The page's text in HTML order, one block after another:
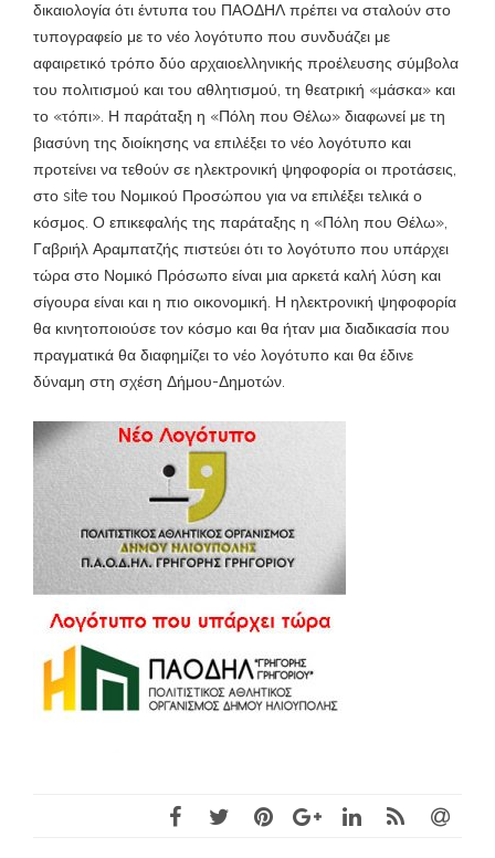
δικαιολογία ότι έντυπα του ΠΑΟΔΗΛ πρέπει να σταλούν στο
τυπογραφείο με το νέο λογότυπο που συνδυάζει με
αφαιρετικό τρόπο δύο αρχαιοελληνικής προέλευσης σύμβολα
του πολιτισμού και του αθλητισμού, τη θεατρική «μάσκα» και
το «τόπι». Η παράταξη η «Πόλη που Θέλω» διαφωνεί με τη
βιασύνη της διοίκησης να επιλέξει το νέο λογότυπο και
προτείνει να τεθούν σε ηλεκτρονική ψηφοφορία οι προτάσεις,
στο site του Νομικού Προσώπου για να επιλέξει τελικά ο
κόσμος. Ο επικεφαλής της παράταξης η «Πόλη που Θέλω»,
Γαβριήλ Αραμπατζής πιστεύει ότι το λογότυπο που υπάρχει
τώρα στο Νομικό Πρόσωπο είναι μια αρκετά καλή λύση και
σίγουρα είναι και η πιο οικονομική. Η ηλεκτρονική ψηφοφορία
θα κινητοποιούσε τον κόσμο και θα ήταν μια διαδικασία που
πραγματικά θα διαφημίζει το νέο λογότυπο και θα έδινε
δύναμη στη σχέση Δήμου-Δημοτών.